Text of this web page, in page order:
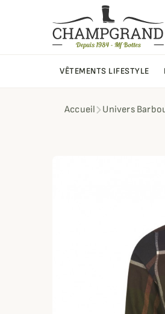
VÊTEMENTS LIFESTYLE
Accueil Univers